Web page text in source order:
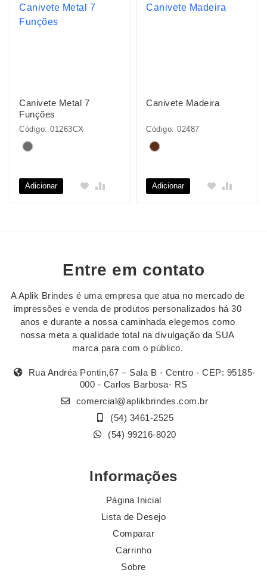
Canivete Metal 7
Funções
Código: 01263CX
Adicionar
Canivete Madeira
Código: 02487
Adicionar
Entre em contato
A Aplik Brindes é uma empresa que atua no mercado de
impressões e venda de produtos personalizados há 30
anos e durante a nossa caminhada elegemos como
nossa meta a qualidade total na divulgação da SUA
marca para com o público.
Rua Andréa Pontin,67 – Sala B - Centro - CEP: 95185-
000 - Carlos Barbosa- RS
comercial@aplikbrindes.com.br
(54) 3461-2525
(54) 99216-8020
Informações
Página Inicial
Lista de Desejo
Comparar
Carrinho
Sobre